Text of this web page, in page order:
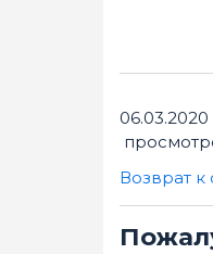
06.03.2020
Возврат к